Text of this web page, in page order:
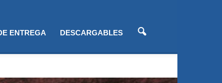
ENTREGA DESCARGABLES